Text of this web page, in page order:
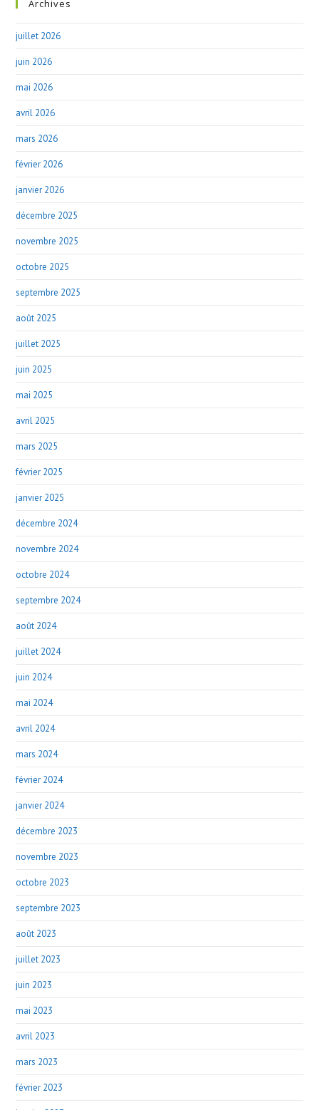
Archives
juillet 2026
juin 2026
mai 2026
avril 2026
mars 2026
février 2026
janvier 2026
décembre 2025
novembre 2025
octobre 2025
septembre 2025
août 2025
juillet 2025
juin 2025
mai 2025
avril 2025
mars 2025
février 2025
janvier 2025
décembre 2024
novembre 2024
octobre 2024
septembre 2024
août 2024
juillet 2024
juin 2024
mai 2024
avril 2024
mars 2024
février 2024
janvier 2024
décembre 2023
novembre 2023
octobre 2023
septembre 2023
août 2023
juillet 2023
juin 2023
mai 2023
avril 2023
mars 2023
février 2023